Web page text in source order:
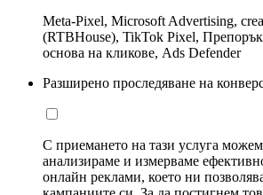
Meta-Pixel, Microsoft Advertising,
(RTBHouse), TikTok Pixel,
основа на кликове, Ads Defender
Разширено проследяване на
С приемането на тази услуга
анализираме и измерваме
онлайн реклами, което ни